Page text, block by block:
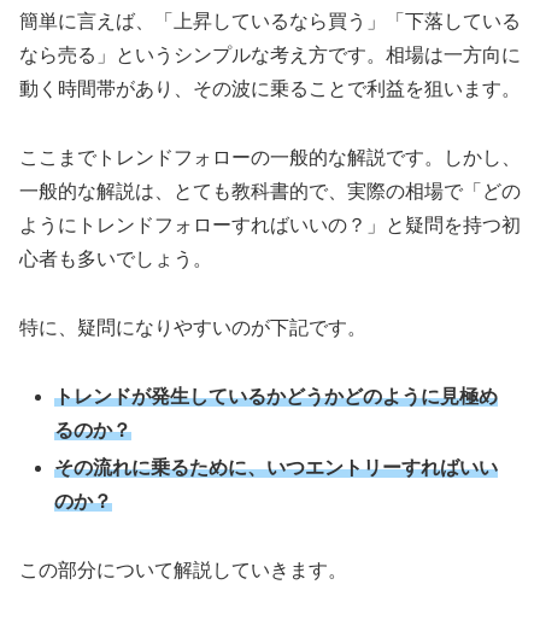
簡単に言えば、「上昇しているなら買う」「下落している
なら売る」というシンプルな考え方です。相場は一方向に
動く時間帯があり、その波に乗ることで利益を狙います。
ここまでトレンドフォローの一般的な解説です。しかし、
一般的な解説は、とても教科書的で、実際の相場で「どの
ようにトレンドフォローすればいいの？」と疑問を持つ初
心者も多いでしょう。
特に、疑問になりやすいのが下記です。
トレンドが発生しているかどうかどのように見極め
るのか？
その流れに乗るために、いつエントリーすればいい
のか？
この部分について解説していきます。